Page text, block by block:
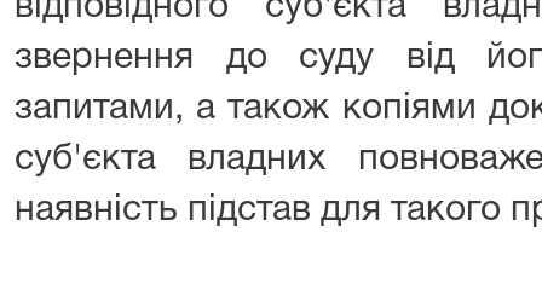
відповідного суб'єкта
звернення до суду від
запитами, а також копіями
суб'єкта владних
наявність підстав для такого